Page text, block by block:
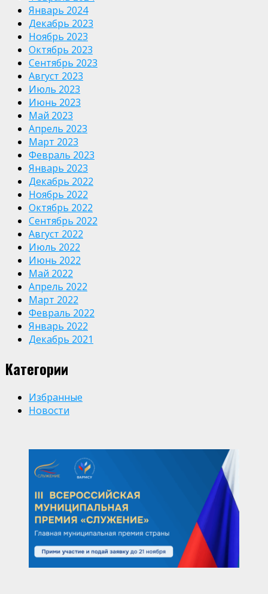
Январь 2024
Декабрь 2023
Ноябрь 2023
Октябрь 2023
Сентябрь 2023
Август 2023
Июль 2023
Июнь 2023
Май 2023
Апрель 2023
Март 2023
Февраль 2023
Январь 2023
Декабрь 2022
Ноябрь 2022
Октябрь 2022
Сентябрь 2022
Август 2022
Июль 2022
Июнь 2022
Май 2022
Апрель 2022
Март 2022
Февраль 2022
Январь 2022
Декабрь 2021
Категории
Избранные
Новости